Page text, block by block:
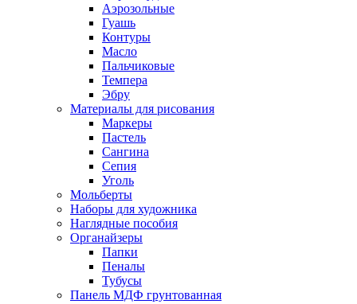
Аэрозольные
Гуашь
Контуры
Масло
Пальчиковые
Темпера
Эбру
Материалы для рисования
Маркеры
Пастель
Сангина
Сепия
Уголь
Мольберты
Наборы для художника
Наглядные пособия
Органайзеры
Папки
Пеналы
Тубусы
Панель МДФ грунтованная